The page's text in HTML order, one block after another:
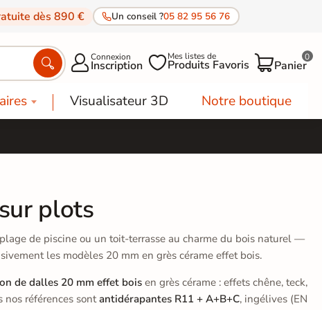
dès 890 € Un conseil ?05 82 95 56 76
 Connexion
Inscription Mes listes de
Produits Favoris Panier
0
Visualisateur 3D Notre boutique
plots
de piscine ou un toit-terrasse au charme du bois naturel —
les modèles 20 mm en grès cérame effet bois.
de dalles 20 mm effet boisen grès cérame : effets chêne, teck,
références sontantidérapantes R11 + A+B+C, ingélives (EN